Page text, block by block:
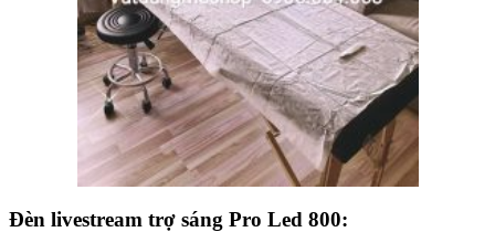
Đèn livestream trợ sáng Pro Led 800: